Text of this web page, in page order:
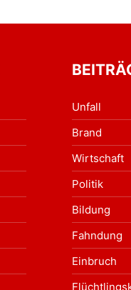
Unfall
Brand
Wirtschaft
Politik
Bildung
Fahndung
Einbruch